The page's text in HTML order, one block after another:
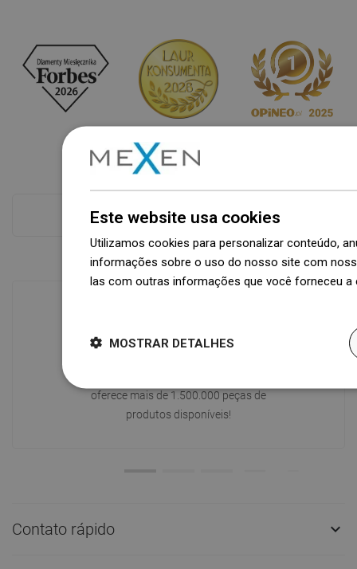
Ver tudo
Disponibilidade de mercadorias
oferece mais de 1.500.000 peças de
produtos disponíveis!
Contato rápido 
Este website usa cookies
Utilizamos cookies para personalizar conteúdo,
informações sobre o uso do nosso site com
las com outras informações que você forneceu
MOSTRAR DETALHES